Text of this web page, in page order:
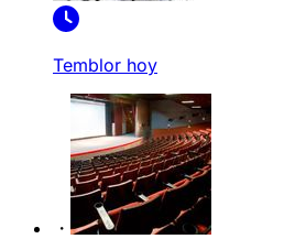
Temblor hoy